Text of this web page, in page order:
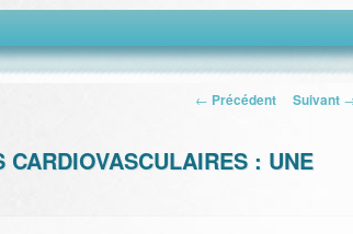
Navigation
← Précédent Suivant
: UNE